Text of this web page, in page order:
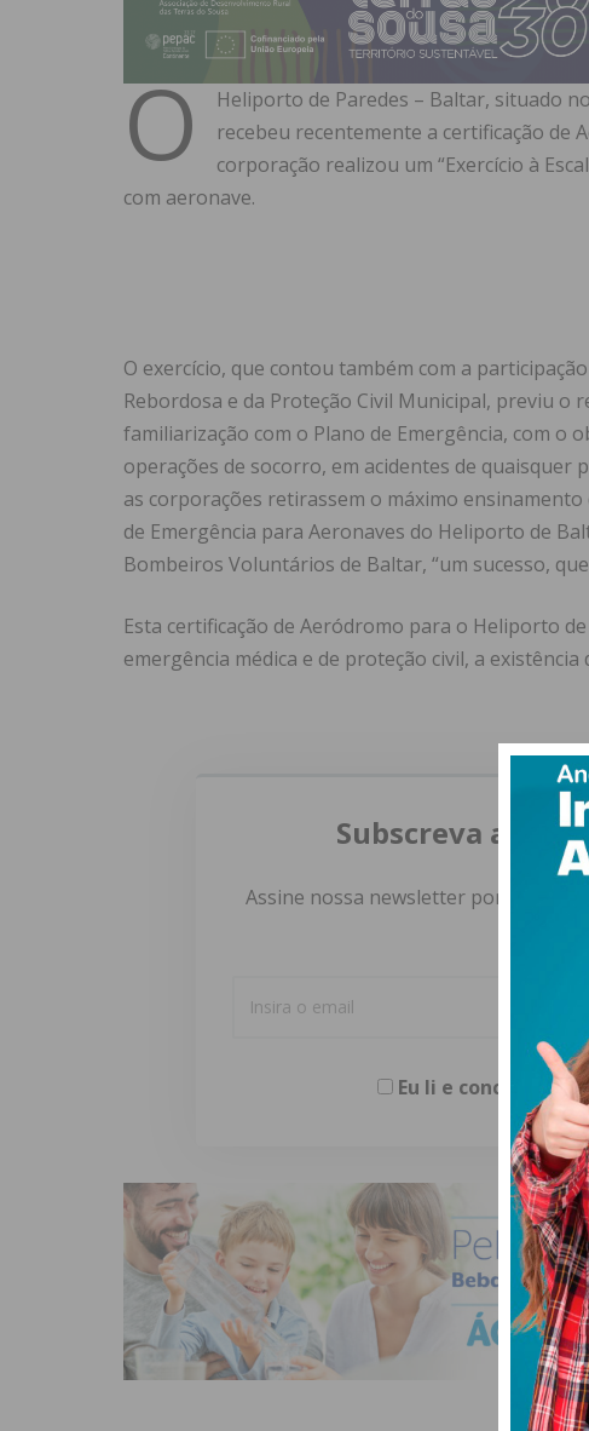
O
Heliporto de Paredes – Baltar, situado
recebeu recentemente a certificação de
corporação realizou um “Exercício à
com aeronave.
O exercício, que contou também com a
Rebordosa e da Proteção Civil Municipal, previu
familiarização com o Plano de Emergência, com o
operações de socorro, em acidentes de quaisquer
as corporações retirassem o máximo
de Emergência para Aeronaves do Heliporto de
Bombeiros Voluntários de Baltar, “um sucesso,
Esta certificação de Aeródromo para o Heliporto
emergência médica e de proteção civil, a
Subscreva a
Assine nossa newsletter por e-mail e
Eu li e concordo